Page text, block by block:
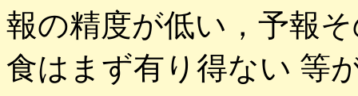
報の精度が低い，予報
食はまず有り得ない 等